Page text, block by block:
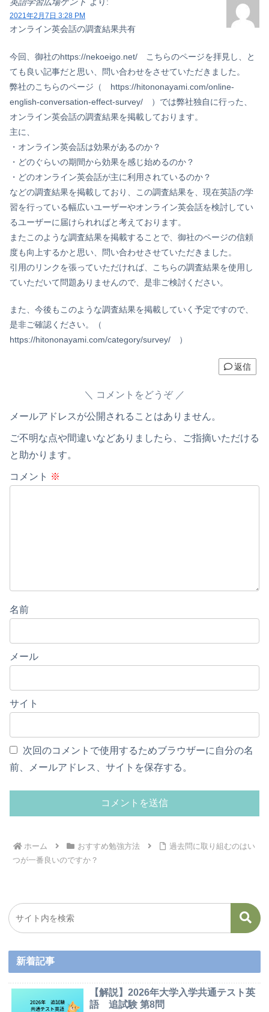
英語学習広場ケント より:
2021年2月7日 3:28 PM
オンライン英会話の調査結果共有
今回、御社のhttps://nekoeigo.net/ こちらのページを拝見し、と
ても良い記事だと思い、問い合わせをさせていただきました。
弊社のこちらのページ（ https://hitononayami.com/online-
english-conversation-effect-survey/ ）では弊社独自に行った、
オンライン英会話の調査結果を掲載しております。
主に、
・オンライン英会話は効果があるのか？
・どのぐらいの期間から効果を感じ始めるのか？
・どのオンライン英会話が主に利用されているのか？
などの調査結果を掲載しており、この調査結果を、現在英語の学
習を行っている幅広いユーザーやオンライン英会話を検討してい
るユーザーに届けられればと考えております。
またこのような調査結果を掲載することで、御社のページの信頼
度も向上するかと思い、問い合わせさせていただきました。
引用のリンクを張っていただければ、こちらの調査結果を使用し
ていただいて問題ありませんので、是非ご検討ください。
また、今後もこのような調査結果を掲載していく予定ですので、
是非ご確認ください。（
https://hitononayami.com/category/survey/ ）
返信
コメントをどうぞ
メールアドレスが公開されることはありません。
ご不明な点や間違いなどありましたら、ご指摘いただける
と助かります。
コメント ※
名前
メール
サイト
次回のコメントで使用するためブラウザーに自分の名
前、メールアドレス、サイトを保存する。
ホーム おすすめ勉強方法
過去問に取り組むのはい
つが一番良いのですか？
新着記事
【解説】2026年大学入学共通テスト英
語 追試験 第8問